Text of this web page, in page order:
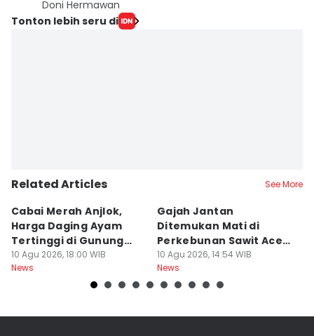
Doni Hermawan
Tonton lebih seru di
Related Articles See More
Cabai Merah Anjlok,
Harga Daging Ayam
Tertinggi di Gunung
Sitoli
10 Agu 2026, 18:00 WIB
News
Gajah Jantan
Ditemukan Mati di
Perkebunan Sawit Aceh
Tamiang
10 Agu 2026, 14:54 WIB
News